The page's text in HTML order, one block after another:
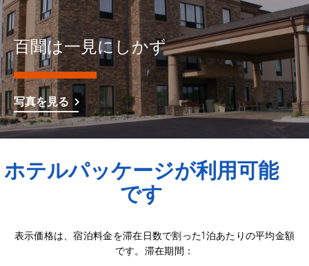
百聞は一見にしかず
写真を見る
ホテルパッケージが利用可能
です
表示価格は、宿泊料金を滞在日数で割った1泊あたりの平均金額
です。滞在期間：